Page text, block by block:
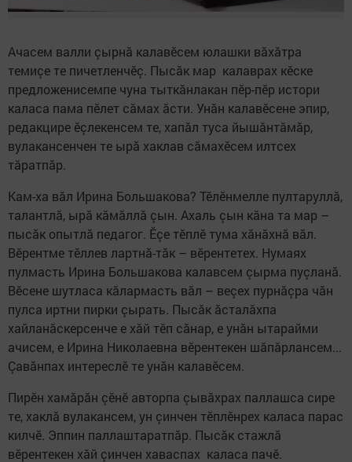
Ачасем валли çырнă калавӗсем юлашки вăхăтра
темиçе те пичетленчӗç. Пысăк мар калаврах кӗске
предложенисемпе чуна тыткăнлакан пӗр-пӗр истори
каласа пама пӗлет сăмах ăсти. Унăн калавӗсене эпир,
редакцире ӗçлекенсем те, хапăл туса йышăнтăмăр,
вулакансенчен те ырă хаклав сăмахӗсем илтсех
тăратпăр.
Кам-ха вăл Ирина Большакова? Тӗлӗнмелле пултаруллă,
талантлă, ырă кăмăллă çын. Ахаль çын кăна та мар –
пысăк опытлă педагог. Ӗçе тӗплӗ тума хăнăхнă вăл.
Вӗрентме тӗллев лартнă-тăк – вӗрентетех. Нумаях
пулмасть Ирина Большакова калавсем çырма пуçланă.
Вӗсене шутласа кăлармасть вăл – веçех пурнăçра чăн
пулса иртни пирки çырать. Пысăк ăсталăхпа
хайланăскерсенче е хăй тӗп сăнар, е унăн ытарайми
ачисем, е Ирина Николаевна вӗрентекен шăпăрлансем...
Çавăнпах интереслӗ те унăн калавӗсем.
Пирӗн хамăрăн çӗнӗ авторпа çывăхрах паллашса сире
те, хаклă вулакансем, ун çинчен тӗплӗнрех каласа парас
килчӗ. Эппин паллаштаратпăр. Пысăк стажлă
вӗрентекен хăй çинчен хаваспах каласа пачӗ.